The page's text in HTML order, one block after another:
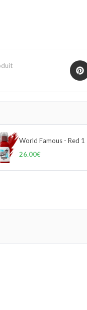
World Famous - Red 1
26.00€